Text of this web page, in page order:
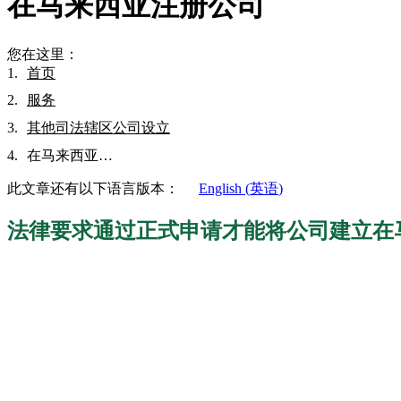
您在这里：
首页
服务
其他司法辖区公司设立
在马来西亚…
此文章还有以下语言版本： English (英语)
法律要求通过正式申请才能将公司建立在